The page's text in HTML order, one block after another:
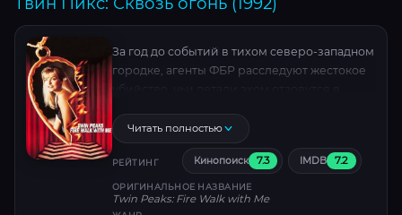
За год до событий в тихом северо-западном
городке, агенты ФБР расследуют жестокое
(Шерил Ли) — золотоволосую
старшеклассницу, чья идеальная жизнь —
иллюзия. За семью днями до роковой
развязки она балансирует между светом и
тьмой: наркотики, разврат и невыносимые
Читать полностью
РЕЙТИНГ Кинопоиск 7.3 IMDB 7.2
ОРИГИНАЛЬНОЕ НАЗВАНИЕ
Twin Peaks: Fire Walk with Me